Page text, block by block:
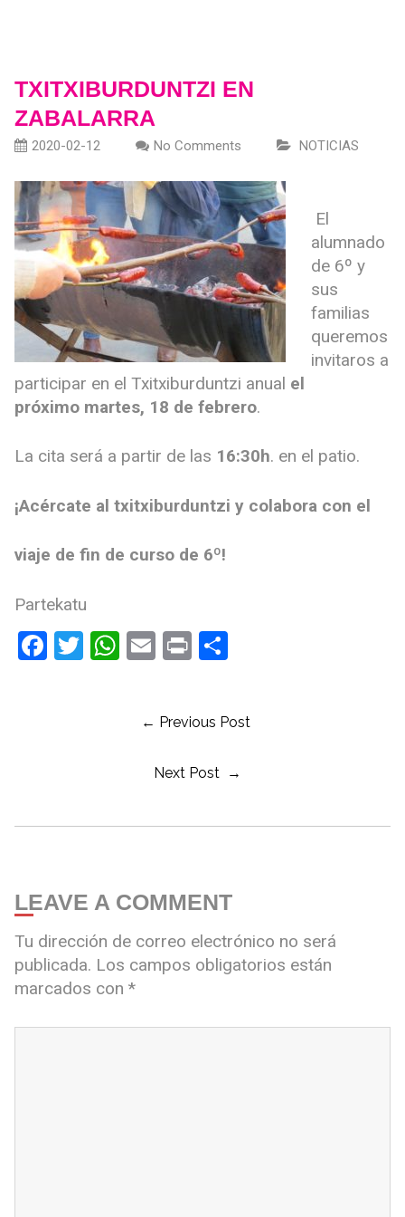
TXITXIBURDUNTZI EN
ZABALARRA
2020-02-12 No Comments NOTICIAS
El
alumnado
de 6º y
sus
familias
queremos
invitaros a
participar en el Txitxiburduntzi anual el
próximo martes, 18 de febrero.
La cita será a partir de las 16:30h. en el patio.
¡Acércate al txitxiburduntzi y colabora con el
viaje de fin de curso de 6º!
Partekatu
Facebook
Twitter
WhatsApp
Email
PrintCompartir
← Previous Post
Next Post →
LEAVE A COMMENT
Tu dirección de correo electrónico no será
publicada. Los campos obligatorios están
marcados con *